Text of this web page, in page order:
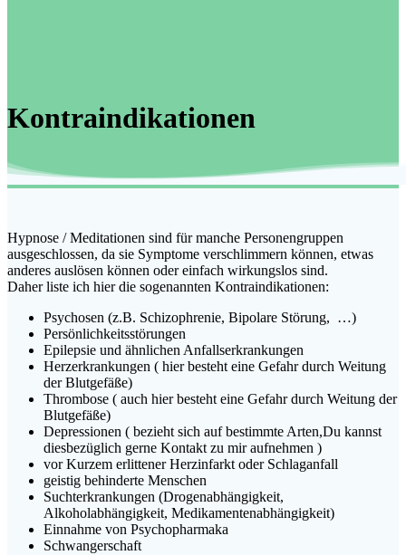
Kontraindikationen
Hypnose / Meditationen sind für manche Personengruppen
ausgeschlossen, da sie Symptome verschlimmern können, etwas
anderes auslösen können oder einfach wirkungslos sind.
Daher liste ich hier die sogenannten Kontraindikationen:
Psychosen (z.B. Schizophrenie, Bipolare Störung, …)
Persönlichkeitsstörungen
Epilepsie und ähnlichen Anfallserkrankungen
Herzerkrankungen ( hier besteht eine Gefahr durch Weitung
der Blutgefäße)
Thrombose ( auch hier besteht eine Gefahr durch Weitung der
Blutgefäße)
Depressionen ( bezieht sich auf bestimmte Arten,Du kannst
diesbezüglich gerne Kontakt zu mir aufnehmen )
vor Kurzem erlittener Herzinfarkt oder Schlaganfall
geistig behinderte Menschen
Suchterkrankungen (Drogenabhängigkeit,
Alkoholabhängigkeit, Medikamentenabhängigkeit)
Einnahme von Psychopharmaka
Schwangerschaft